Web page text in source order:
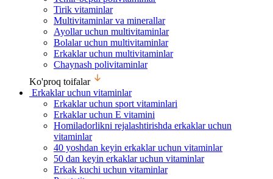
Tirik vitaminlar
Multivitaminlar va minerallar
Ayollar uchun multivitaminlar
Bolalar uchun multivitaminlar
Erkaklar uchun multivitaminlar
Chaynash polivitaminlar
Ko'proq toifalar
Erkaklar uchun vitaminlar
Erkaklar uchun sport vitaminlari
Erkaklar uchun E vitamini
Homiladorlikni rejalashtirishda erkaklar uchun
vitaminlar
40 yoshdan keyin erkaklar uchun vitaminlar
50 dan keyin erkaklar uchun vitaminlar
Erkak kuchi uchun vitaminlar